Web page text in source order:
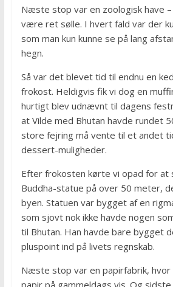
Næste stop var en zoologisk have
være ret sølle. I hvert fald var der
som man kun kunne se på lang
hegn.
Så var det blevet tid til endnu en
frokost. Heldigvis fik vi dog en
hurtigt blev udnævnt til dagens
at Vilde med Bhutan havde rundet
store fejring må vente til et andet
dessert-muligheder.
Efter frokosten kørte vi opad for at
Buddha-statue på over 50 meter,
byen. Statuen var bygget af en
som sjovt nok ikke havde nogen
til Bhutan. Han havde bare bygget
pluspoint ind på livets regnskab.
Næste stop var en papirfabrik,